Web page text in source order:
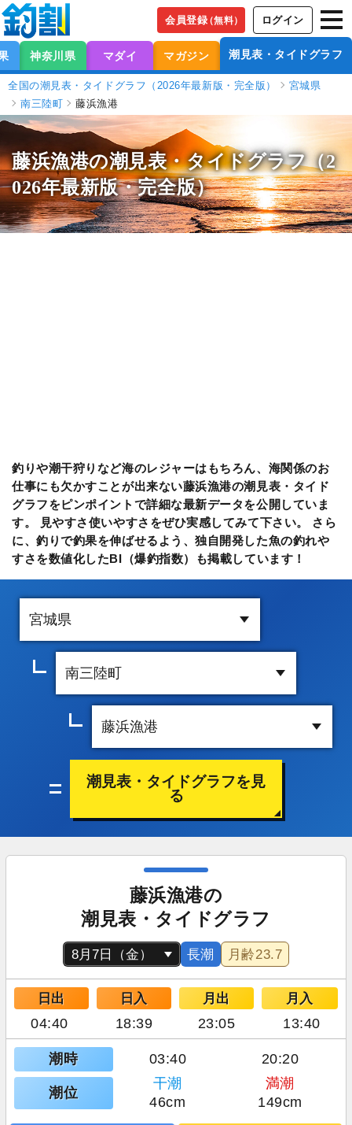
会員登録（無料） ログイン
神奈川県 マダイ マガジン 潮見表・タイドグラフ
全国の潮見表・タイドグラフ（2026年最新版・完全版）
宮城県
南三陸町
藤浜漁港
藤浜漁港の潮見表・タイドグラフ（2
026年最新版・完全版）
釣りや潮干狩りなど海のレジャーはもちろん、海関係のお
仕事にも欠かすことが出来ない藤浜漁港の潮見表・タイド
グラフをピンポイントで詳細な最新データを公開していま
す。 見やすさ使いやすさをぜひ実感してみて下さい。 さら
に、釣りで釣果を伸ばせるよう、独自開発した魚の釣れや
すさを数値化したBI（爆釣指数）も掲載しています！
潮見表・タイドグラフを見
る
藤浜漁港の
潮見表・タイドグラフ
長潮 月齢23.7
日出 日入 月出 月入
04:40 18:39 23:05 13:40
潮時 03:40 20:20
潮位
干潮
満潮
46cm
149cm